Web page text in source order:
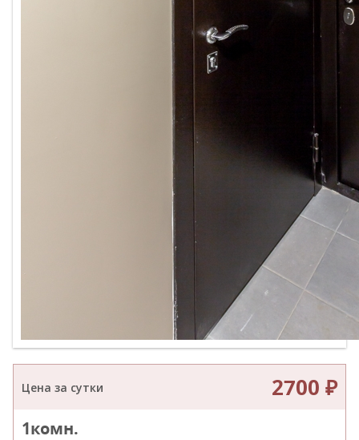
Цена за сутки 2700 ₽
1комн.